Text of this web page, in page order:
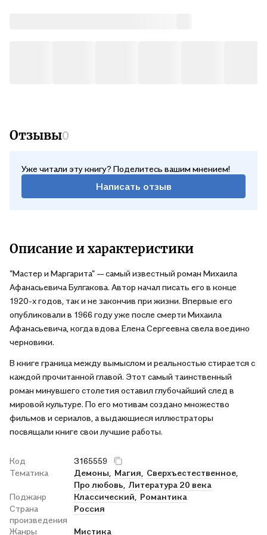
Отзывы0
Уже читали эту книгу? Поделитесь вашим мнением!
Написать отзыв
Описание и характеристики
"Мастер и Маргарита" — самый известный роман Михаила
Афанасьевича Булгакова. Автор начал писать его в конце
1920-х годов, так и не закончив при жизни. Впервые его
опубликовали в 1966 году уже после смерти Михаила
Афанасьевича, когда вдова Елена Сергеевна свела воедино
черновики.
В книге граница между вымыслом и реальностью стирается с
каждой прочитанной главой. Этот самый таинственный
роман минувшего столетия оставил глубочайший след в
мировой культуре. По его мотивам создано множество
фильмов и сериалов, а выдающиеся иллюстраторы
посвящали книге свои лучшие работы.
Код
3165559
Тематика
Демоны, Магия,
Сверхъестественное,
Про любовь, Литература 20 века
Поджанр
Классический,
Романтика
Страна
произведения
Россия
Жанры Мистика